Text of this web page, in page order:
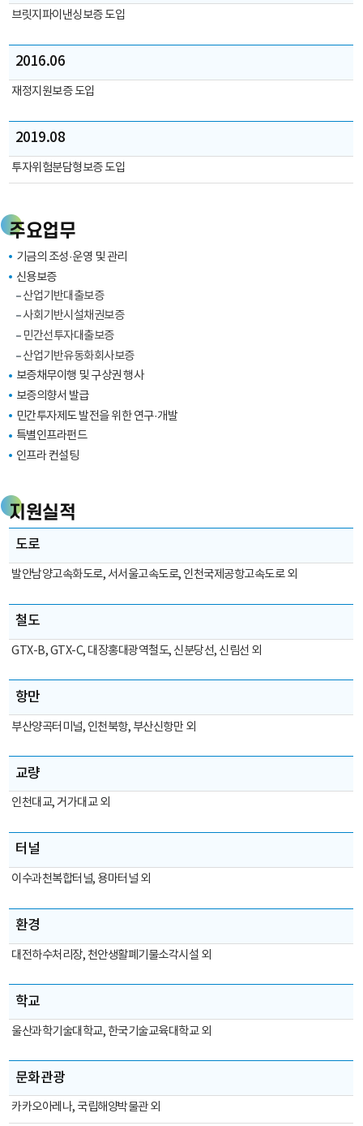
확
산
업
기
신
용
보
증
금
(보
증
자
사
업
시
행
(←
자
급
공
급)
융
회
사
(대
출
은
행
등)
브릿지파이낸싱보증 도입
2016.06
재정지원보증 도입
2019.08
투자위험분담형보증 도입
주요업무
기금의 조성·운영 및 관리
신용보증
산업기반대출보증
사회기반시설채권보증
민간선투자대출보증
산업기반유동화회사보증
보증채무이행 및 구상권 행사
보증의향서 발급
민간투자제도 발전을 위한 연구·개발
특별인프라펀드
인프라 컨설팅
지원실적
지원실적:
철도,
교량,
터널,
터미널,
도로
발안남양고속화도로, 서서울고속도로, 인천국제공항고속도로 외
철도
GTX-B, GTX-C, 대장홍대광역철도, 신분당선, 신림선 외
항만
부산양곡터미널, 인천북항, 부산신항만 외
교량
인천대교, 거가대교 외
터널
이수과천복합터널, 용마터널 외
환경
대전하수처리장, 천안생활폐기물소각시설 외
학교
울산과학기술대학교, 한국기술교육대학교 외
문화관광
카카오아레나, 국립해양박물관 외